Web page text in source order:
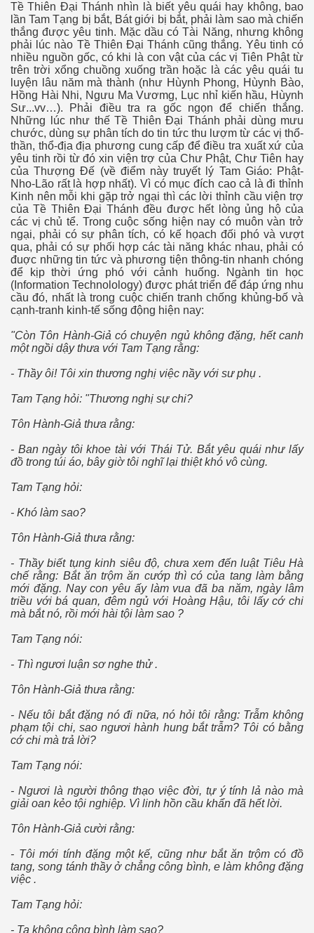
Tề Thiên Đại Thánh nhìn là biết yêu quái hay không, bao
lần Tam Tạng bị bắt, Bát giới bị bắt, phải làm sao mà chiến
thắng được yêu tinh. Mặc dầu có Tài Năng, nhưng không
phải lúc nào Tề Thiên Đại Thánh cũng thắng. Yêu tinh có
nhiều nguồn gốc, có khi là con vật của các vị Tiên Phật từ
trên trời xổng chuồng xuống trần hoặc là các yêu quái tu
luyện lâu năm mà thành (như Hùynh Phong, Hùynh Bào,
Hồng Hài Nhi, Ngưu Ma Vươmg, Lục nhỉ kiến hầu, Hùynh
Sư...vv…). Phải điều tra ra gốc ngọn để chiến thắng.
Những lúc như thế Tề Thiên Đại Thánh phải dùng mưu
chước, dùng sự phân tích do tin tức thu lượm từ các vị thổ-
thần, thổ-địa địa phương cung cấp để điều tra xuất xứ của
yêu tinh rồi từ đó xin viện trợ của Chư Phật, Chư Tiên hay
của Thượng Đế (về điểm này truyết lý Tam Giáo: Phật-
Nho-Lão rất là hợp nhất). Vì có mục đích cao cả là đi thỉnh
Kinh nên mỗi khi gặp trở ngại thì các lời thỉnh cầu viện trợ
của Tề Thiên Đại Thánh đều được hết lòng ủng hộ của
các vị chủ tể. Trong cuộc sống hiện nay có muôn vàn trở
ngại, phải có sự phân tích, có kế họach đối phó và vượt
qua, phải có sự phối hợp các tài năng khác nhau, phải có
đuợc những tin tức và phương tiện thông-tin nhanh chóng
để kịp thời ứng phó với cảnh huống. Ngành tin học
(Information Technolology) được phát triển để đáp ứng nhu
cầu đó, nhất là trong cuộc chiến tranh chống khủng-bố và
cạnh-tranh kinh-tế sống động hiện nay:
"Còn Tôn Hành-Giả có chuyện ngủ không đặng, hết canh
một ngồi dậy thưa với Tam Tạng rằng:
- Thầy ôi! Tôi xin thương nghị việc nầy với sư phụ .
Tam Tạng hỏi: "Thương nghị sự chi?
Tôn Hành-Giả thưa rằng:
- Ban ngày tôi khoe tài với Thái Tử. Bắt yêu quái như lấy
đồ trong túi áo, bây giờ tôi nghĩ lại thiệt khó vô cùng.
Tam Tạng hỏi:
- Khó làm sao?
Tôn Hành-Giả thưa rằng:
- Thầy biết tụng kinh siêu độ, chưa xem đến luật Tiêu Hà
chế rằng: Bắt ăn trộm ăn cướp thì có của tang làm bằng
mới đặng. Nay con yêu ấy làm vua đã ba năm, ngày lâm
triều với bá quan, đêm ngủ với Hoàng Hậu, tôi lấy cớ chi
mà bắt nó, rồi mới hài tội làm sao ?
Tam Tạng nói:
- Thì ngươi luận sơ nghe thử .
Tôn Hành-Giả thưa rằng:
- Nếu tôi bắt đặng nó đi nữa, nó hỏi tôi rằng: Trẫm không
phạm tội chi, sao ngươi hành hung bắt trẫm? Tôi có bằng
cớ chi mà trả lời?
Tam Tạng nói:
- Ngươi là người thông thạo việc đời, tự ý tính lả nào mà
giải oan kẻo tội nghiệp. Vì linh hồn cầu khẩn đã hết lời.
Tôn Hành-Giả cười rằng:
- Tôi mới tính đặng một kế, cũng như bắt ăn trộm có đồ
tang, song tánh thầy ở chẳng công bình, e làm không đặng
việc .
Tam Tạng hỏi:
- Ta không công bình làm sao?
Nguyên. P 3
Sơn
- Phần 4